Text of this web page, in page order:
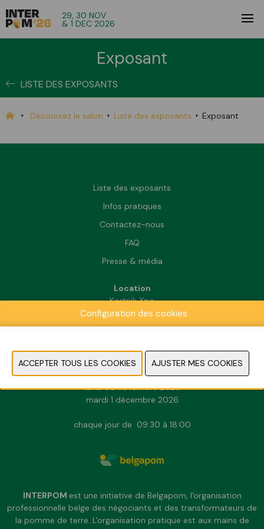
29, 30 NOV
& 1 DEC 2026
Exposant
LISTE DES EXPOSANTS
Découvrez le salon Liste des exposants Exposant
Liste des exposants
Infos pratiques
Contactez-nous
FAQ
Presse & média
Location
Kortrijk Xpo
Doorniksesteenweg 216
8500 Kortrijk
INFORMATION PRATIQUE
dimanche 29 novembre 2026
lundi 30 novembre 2026
mardi 1 décembre 2026
chaque jour de 09:30 à 18:00
INTERPOM est une initiative de Belgapom, l'organisation
professionnelle belge des négociants et des transformateurs de
la pomme de terre. L'organisation pratique est aux mains de
Configuration des cookies